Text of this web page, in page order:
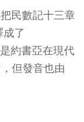
民數記十三章
成了
約書亞在現代
但發音也由